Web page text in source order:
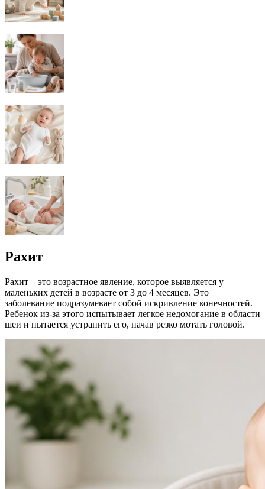
Рахит
Рахит – это возрастное явление, которое выявляется у
маленьких детей в возрасте от 3 до 4 месяцев. Это
заболевание подразумевает собой искривление конечностей.
Ребенок из-за этого испытывает легкое недомогание в области
шеи и пытается устранить его, начав резко мотать головой.